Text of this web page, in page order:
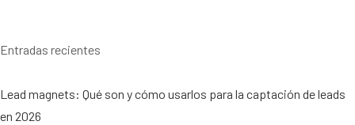
Entradas recientes
Lead magnets: Qué son y cómo usarlos para la captación de leads
en 2026